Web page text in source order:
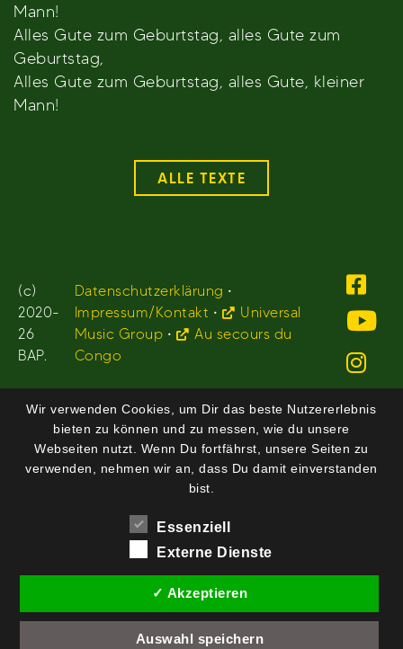
Mann!
Alles Gute zum Geburtstag, alles Gute zum
Geburtstag,
Alles Gute zum Geburtstag, alles Gute, kleiner
Mann!
ALLE TEXTE
(c)
2020-
26
BAP.
Datenschutzerklärung •
Impressum/Kontakt •
Universal
Music Group •
Au secours du
Congo
Wir verwenden Cookies, um Dir das beste Nutzererlebnis
bieten zu können und zu messen, wie du unsere
Webseiten nutzt. Wenn Du fortfährst, unsere Seiten zu
verwenden, nehmen wir an, dass Du damit einverstanden
bist.
Essenziell
Externe Dienste
✓ Akzeptieren
Auswahl speichern